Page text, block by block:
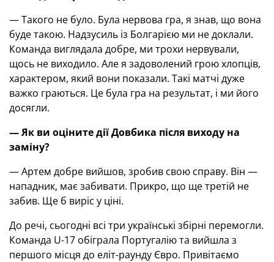
— Такого не було. Була нервова гра, я знав, що вона
буде такою. Надзусиль із Болгарією ми не доклали.
Команда виглядала добре, ми трохи нервували,
щось не виходило. Але я задоволений грою хлопців,
характером, який вони показали. Такі матчі дуже
важко граються. Це була гра на результат, і ми його
досягли.
— Як ви оціните дії Довбика після виходу на
заміну?
— Артем добре вийшов, зробив свою справу. Він —
нападник, має забивати. Прикро, що ще третій не
забив. Ще б виріс у ціні.
До речі, сьогодні всі три українські збірні перемогли.
Команда U-17 обіграла Португалію та вийшла з
першого місця до еліт-раунду Євро. Привітаємо